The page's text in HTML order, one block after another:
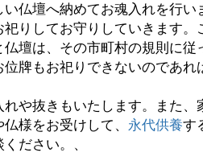
い仏壇へ納めてお魂入れを行い
りしてお守りしていきます。
仏壇は、その市町村の規則に従
牌もお祀りできないのであれ
や抜きもいたします。また、
様をお受けして、 永代供養す
ださい。、